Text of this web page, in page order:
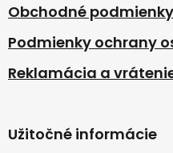
Obchodné podmienky
Podmienky ochrany
Reklamácia a
Užitočné informácie